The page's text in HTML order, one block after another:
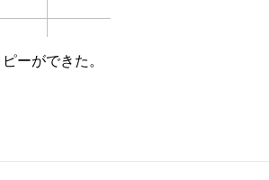
ーができた。